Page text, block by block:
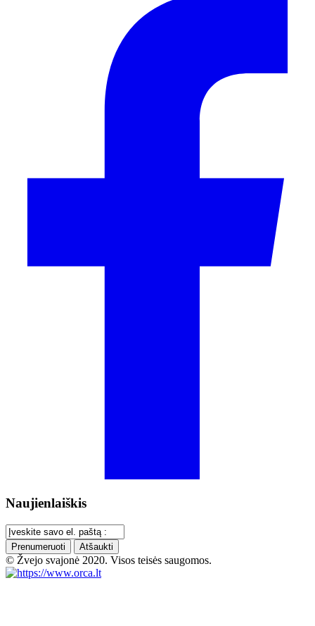
Naujienlaiškis
Prenumeruoti Atšaukti
© Žvejo svajonė 2020. Visos teisės saugomos.